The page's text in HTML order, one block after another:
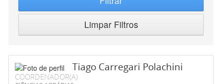
Limpar Filtros
Tiago Carregari Polachini
COORDENADOR(A)